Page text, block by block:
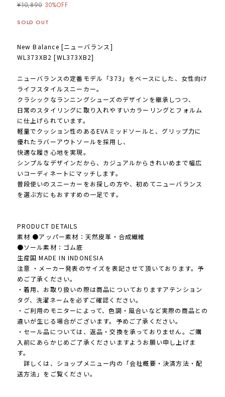
¥10,890 30%OFF
SOLD OUT
New Balance [ニューバランス]
WL373XB2 [WL373XB2]
ニューバランスの定番モデル「373」をベースにした、女性向け
ライフスタイルスニーカー。
クラシックなランニングシューズのデザインを継承しつつ、
日常のスタイリングに取り入れやすいカラーリングとフォルム
に仕上げられています。
軽量でクッション性のあるEVAミッドソールと、グリップ力に
優れたラバーアウトソールを採用し、
快適な履き心地を実現。
シンプルなデザインだから、カジュアルからきれいめまで幅広
いコーディネートにマッチします。
普段使いのスニーカーをお探しの方や、初めてニューバランス
を選ぶ方にもおすすめの一足です。
PRODUCT DETAILS
素材 ●アッパー素材：天然皮革・合成繊維
●ソール素材：ゴム底
生産国 MADE IN INDONESIA
注意 ・メーカー発表のサイズを表記させて頂いております。予
めご了承ください。
・着用、お取り扱いの際は商品についておりますアテンション
タグ、洗濯ネームを必ずご確認ください。
・ご利用のモニターによって、色調・風合いなど実際の商品との
違いが生じる場合がございます。予めご了承ください。
・セール品については、返品・交換を承っておりません。ご購
入前にあらかじめご了承くださいますようお願い申し上げま
す。
詳しくは、ショップメニュー内の「会社概要・決済方法・配
送方法」をご覧ください。